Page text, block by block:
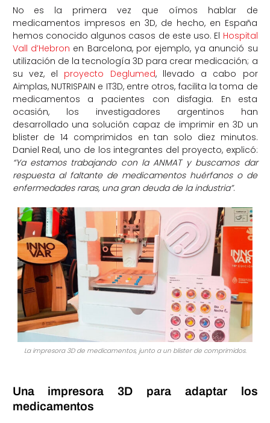
No es la primera vez que oímos hablar de
medicamentos impresos en 3D, de hecho, en España
hemos conocido algunos casos de este uso. El Hospital
Vall d’Hebron en Barcelona, por ejemplo, ya anunció su
utilización de la tecnología 3D para crear medicación; a
su vez, el proyecto Deglumed, llevado a cabo por
Aimplas, NUTRISPAIN e IT3D, entre otros, facilita la toma de
medicamentos a pacientes con disfagia. En esta
ocasión, los investigadores argentinos han
desarrollado una solución capaz de imprimir en 3D un
blisterde 14 comprimidos en tan solo diez minutos.
Daniel Real, uno de los integrantes del proyecto, explicó:
“Ya estamos trabajando con la ANMAT y buscamos dar
respuesta al faltante de medicamentos huérfanos o de
enfermedades raras, una gran deuda de la industria”.
La impresora 3D de medicamentos, junto a un blisterde comprimidos.
Una impresora 3D para adaptar los
medicamentos